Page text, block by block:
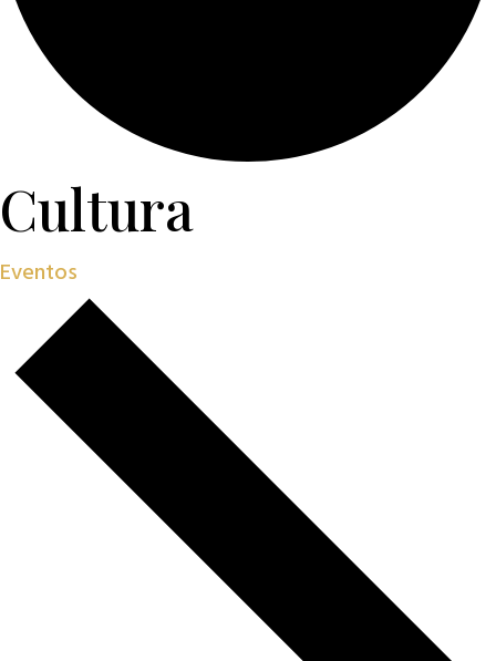
Cultura
Eventos